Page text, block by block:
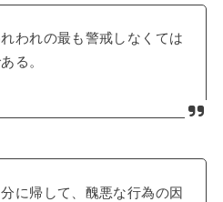
われの最も警戒しなくては
る。
に帰して、醜悪な行為の因